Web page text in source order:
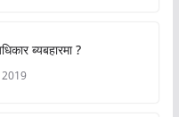
ब्यबहारमा ?